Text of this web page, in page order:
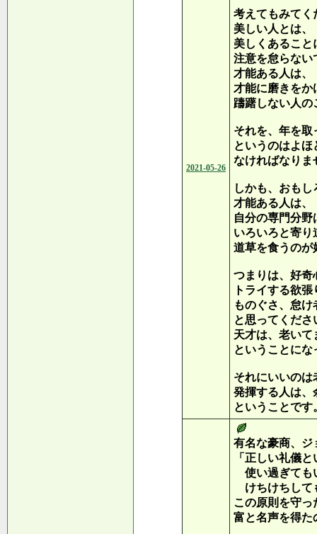
2021-05-26
考えてもみてく
美しい人とは、
美しくあること
注意を怠らない
才能ある人は、
才能に磨きをか
躊躇しない人の
それを、年を取
というのはよ
なければなりま
しかも、おも
才能ある人は、
自分の専門分
いろいろと寄り
道草を食うのが
つまりは、好奇
トライする欲
ものぐさ、怠
と思ってくださ
天才は、老いて
ということに
それにいいのは
発揮する人は、
ということです
有名な豪商、ジ
「正しい礼儀
使い過ぎても
けちけちして
この原則を守っ
富と名声を得た